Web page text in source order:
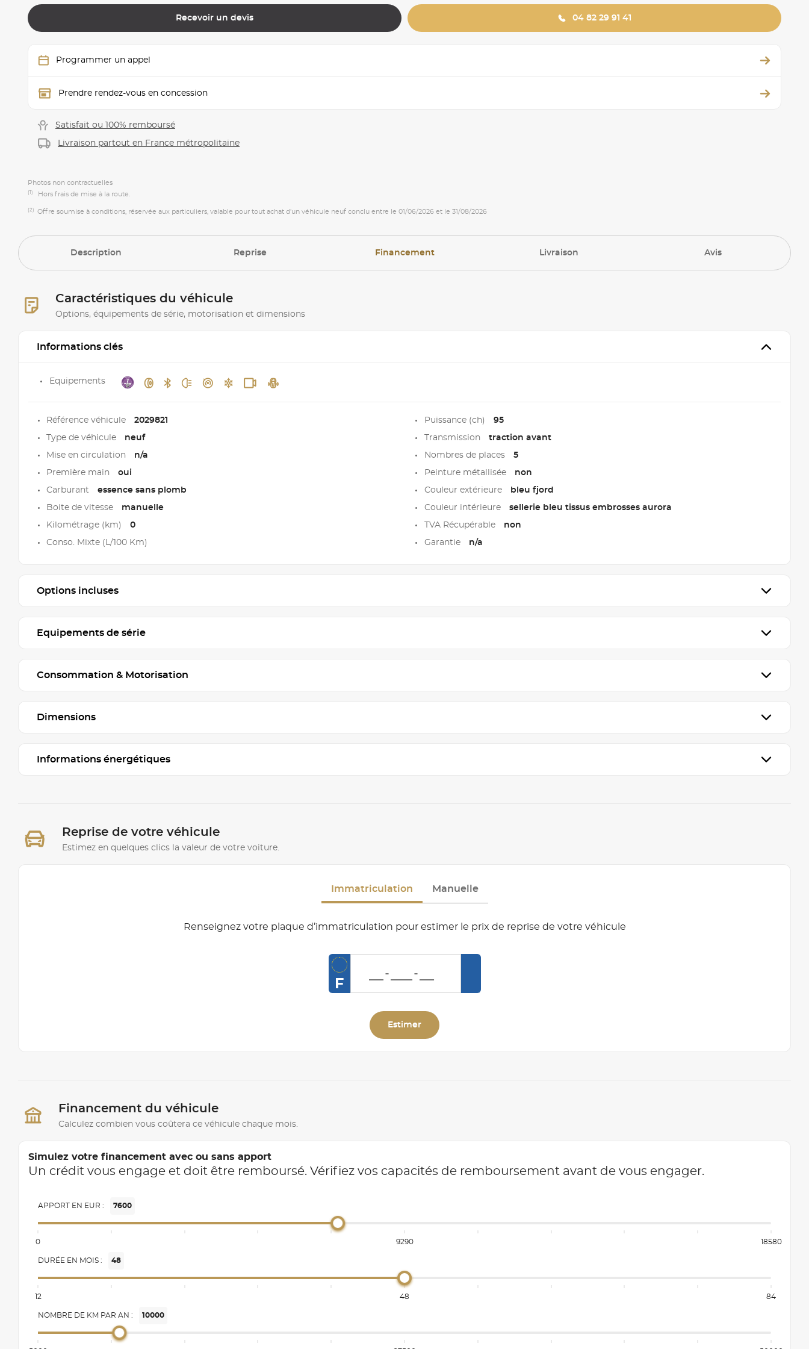
Recevoir un devis 04 82 29 91 41
Programmer un appel
Prendre rendez-vous en concession
Satisfait ou 100% remboursé
Livraison partout en France métropolitaine
Photos non contractuelles
(1) Hors frais de mise à la route.
(2) Offre soumise à conditions, réservée aux particuliers, valable pour tout achat d'un véhicule neuf conclu entre le 01/06/2026 et le 31/08/2026
Description Reprise Financement Livraison Avis
Caractéristiques du véhicule
Options, équipements de série, motorisation et dimensions
Informations clés
Equipements
Référence véhicule 2029821
Type de véhicule neuf
Mise en circulation n/a
Première main oui
Carburant essence sans plomb
Boite de vitesse manuelle
Kilométrage (km) 0
Conso. Mixte (L/100 Km)
Puissance (ch) 95
Transmission traction avant
Nombres de places 5
Peinture métallisée non
Couleur extérieure bleu fjord
Couleur intérieure sellerie bleu tissus embrosses aurora
TVA Récupérable non
Garantie n/a
Options incluses
Equipements de série
Consommation & Motorisation
Dimensions
Informations énergétiques
Reprise de votre véhicule
Estimez en quelques clics la valeur de votre voiture.
Immatriculation Manuelle
Renseignez votre plaque d’immatriculation pour estimer le prix de reprise de votre véhicule
F
Estimer
Financement du véhicule
Calculez combien vous coûtera ce véhicule chaque mois.
Simulez votre financement avec ou sans apport
Un crédit vous engage et doit être remboursé. Vérifiez vos capacités de remboursement avant de vous engager.
APPORT EN EUR : 7600
0 9290 18580
DURÉE EN MOIS : 48
12 48 84
NOMBRE DE KM PAR AN : 10000